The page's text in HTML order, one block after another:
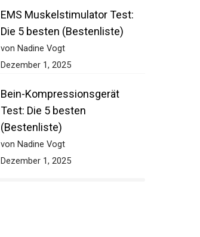
EMS Muskelstimulator Test:
Die 5 besten (Bestenliste)
von Nadine Vogt
Dezember 1, 2025
Bein-Kompressionsgerät
Test: Die 5 besten
(Bestenliste)
von Nadine Vogt
Dezember 1, 2025